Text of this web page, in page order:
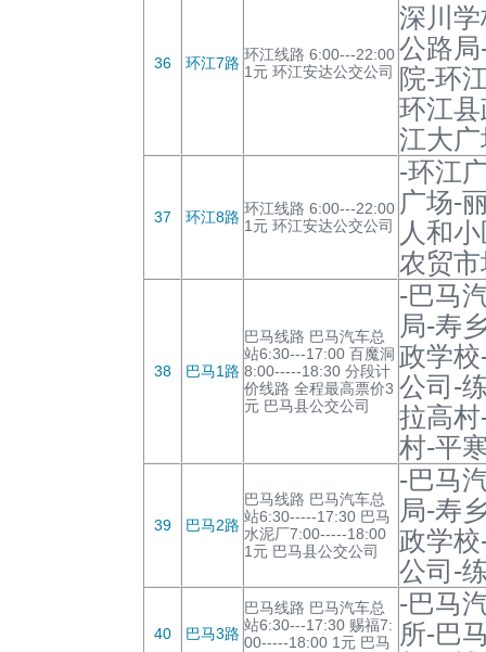
36 环江7路 环江线路 6:00---22:00
1元 环江安达公交公司
深川
公路
院-环
环江
江大
37 环江8路 环江线路 6:00---22:00
1元 环江安达公交公司
-环江
广场-
人和
农贸
38 巴马1路
巴马线路 巴马汽车总
站6:30---17:00 百魔洞
8:00-----18:30 分段计
价线路 全程最高票价3
元 巴马县公交公司
-巴马
局-寿
政学
公司-
拉高
村-平
39 巴马2路
巴马线路 巴马汽车总
站6:30-----17:30 巴马
水泥厂7:00-----18:00
1元 巴马县公交公司
-巴马
局-寿
政学
公司-
40 巴马3路
巴马线路 巴马汽车总
站6:30---17:30 赐福7:
00-----18:00 1元 巴马
-巴马
所-巴